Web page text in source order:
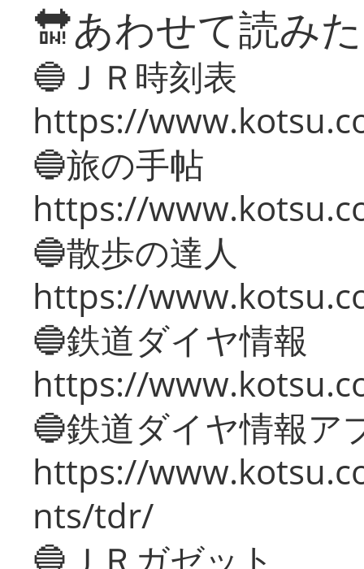
🔛あわせて読み
🔵ＪＲ時刻表
https://
🔵旅の手帖
https://
🔵散歩の達人
https://
🔵鉄道ダイヤ情報
https://
🔵鉄道ダイヤ情報ア
https://
nts/tdr/
🔵ＪＲガゼット